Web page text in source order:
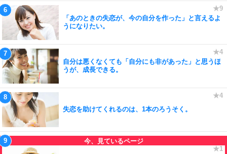
「あのときの失恋が、今の自分を作った」と言えるよ
うになりたい。
自分は悪くなくても「自分にも非があった」と思うほ
うが、成長できる。
失恋を助けてくれるのは、1本のろうそく。